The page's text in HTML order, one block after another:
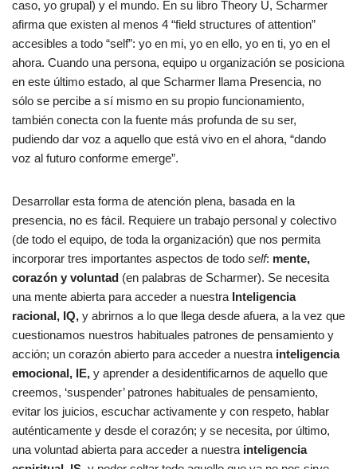
caso, yo grupal) y el mundo. En su libro Theory U, Scharmer
afirma que existen al menos 4 “field structures of attention”
accesibles a todo “self”: yo en mi, yo en ello, yo en ti, yo en el
ahora. Cuando una persona, equipo u organización se posiciona
en este último estado, al que Scharmer llama Presencia, no
sólo se percibe a sí mismo en su propio funcionamiento,
también conecta con la fuente más profunda de su ser,
pudiendo dar voz a aquello que está vivo en el ahora, “dando
voz al futuro conforme emerge”.
Desarrollar esta forma de atención plena, basada en la
presencia, no es fácil. Requiere un trabajo personal y colectivo
(de todo el equipo, de toda la organización) que nos permita
incorporar tres importantes aspectos de todo self: mente,
corazón y voluntad (en palabras de Scharmer). Se necesita
una mente abierta para acceder a nuestra Inteligencia
racional, IQ, y abrirnos a lo que llega desde afuera, a la vez que
cuestionamos nuestros habituales patrones de pensamiento y
acción; un corazón abierto para acceder a nuestra inteligencia
emocional, IE, y aprender a desidentificarnos de aquello que
creemos, ‘suspender’ patrones habituales de pensamiento,
evitar los juicios, escuchar activamente y con respeto, hablar
auténticamente y desde el corazón; y se necesita, por último,
una voluntad abierta para acceder a nuestra inteligencia